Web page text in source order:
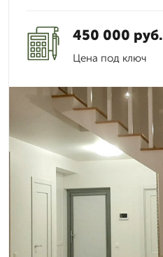
450 000 руб.
Цена под ключ